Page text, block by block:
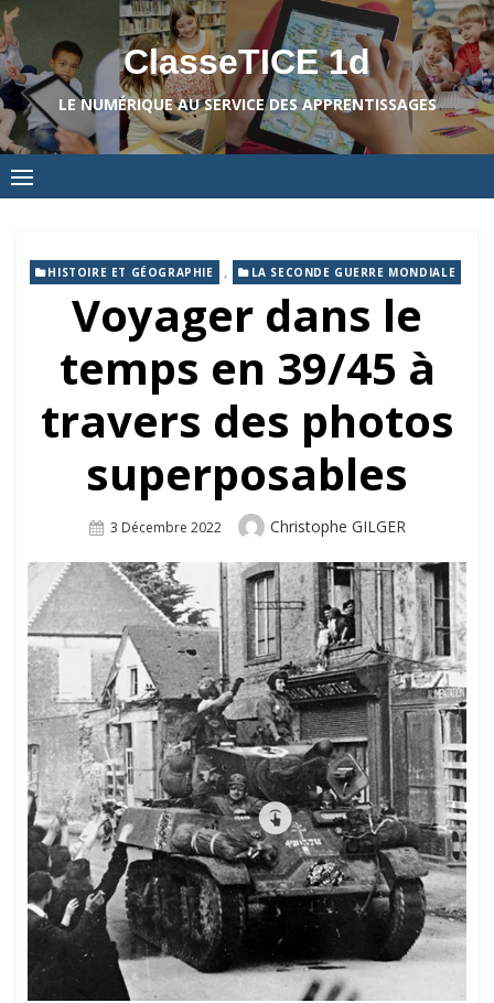
Skip
to
content
ClasseTICE 1d
LE NUMÉRIQUE AU SERVICE DES APPRENTISSAGES
HISTOIRE ET GÉOGRAPHIE , LA SECONDE GUERRE MONDIALE
Voyager dans le
temps en 39/45 à
travers des photos
superposables
Posted
3 Décembre 2022 Author
Christophe GILGER